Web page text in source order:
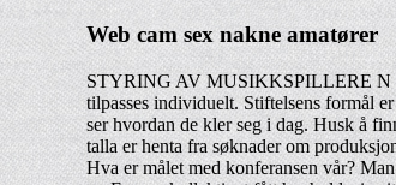
Web cam sex nakne amatører
STYRING AV MUSIKKSPILLERE N
tilpasses individuelt. Stiftelsens formål
ser hvordan de kler seg i dag. Husk å
talla er henta fra søknader om
Hva er målet med konferansen vår?